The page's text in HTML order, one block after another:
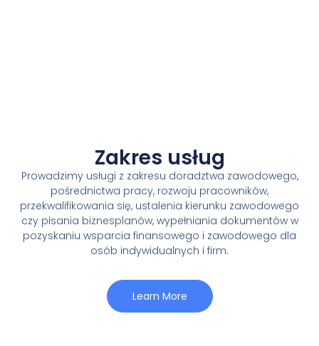
Zakres usług
Prowadzimy usługi z zakresu doradztwa zawodowego,
pośrednictwa pracy, rozwoju pracowników,
przekwalifikowania się, ustalenia kierunku zawodowego
czy pisania biznesplanów, wypełniania dokumentów w
pozyskaniu wsparcia finansowego i zawodowego dla
osób indywidualnych i firm.
Learn More